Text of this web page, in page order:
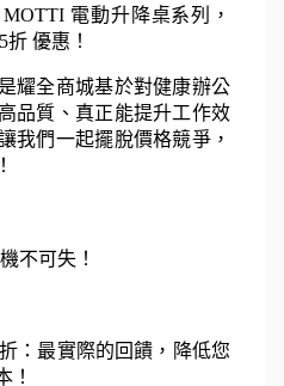
電動升降桌系列，
優惠！
耀全商城基於對健康辦公
品質、真正能提升工作效
我們一起擺脫價格競爭，
不可失！
：最實際的回饋，降低您
！